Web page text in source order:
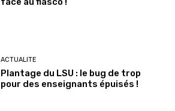
ACTUALITE
Plantage du LSU : le bug de trop
pour des enseignants épuisés !